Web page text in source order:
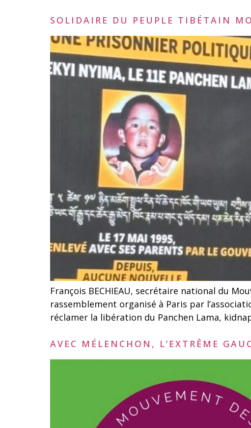
SOLIDAIRE DU PEUPLE TIBÉTAIN
François BECHIEAU, secrétaire national du
rassemblement organisé à Paris par
réclamer la libération du Panchen Lama,
AVEC MÉLENCHON, L’EXTRÊME